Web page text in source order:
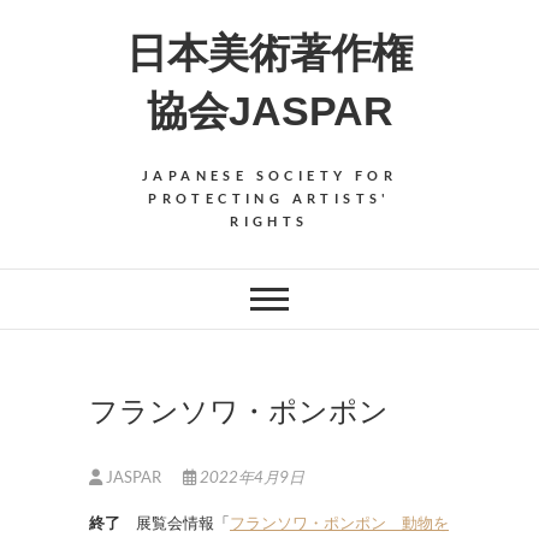
日本美術著作権
協会JASPAR
JAPANESE SOCIETY FOR
PROTECTING ARTISTS'
RIGHTS
フランソワ・ポンポン
JASPAR 2022年4月9日
終了 展覧会情報「 フランソワ・ポンポン 動物を